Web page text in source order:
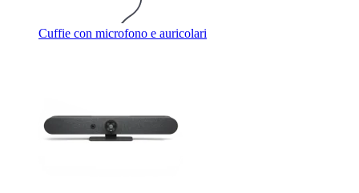
Cuffie con microfono e auricolari